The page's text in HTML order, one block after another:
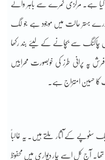
گیا ہے۔ مرکزی کمرے سے باہر والے
بہتر حالت میں موجود ہے جو لگ
چاکنگ سے بچانے کے لیئے بند رکھا
پہ پرانی طرز کی خوبصورت محرابیں
کا حسین امتزاج ہے۔
سٹوپے کے آثار ملتے ہیں۔ یہ غالباً
آج کل اسے چار دیواری میں محفوظ